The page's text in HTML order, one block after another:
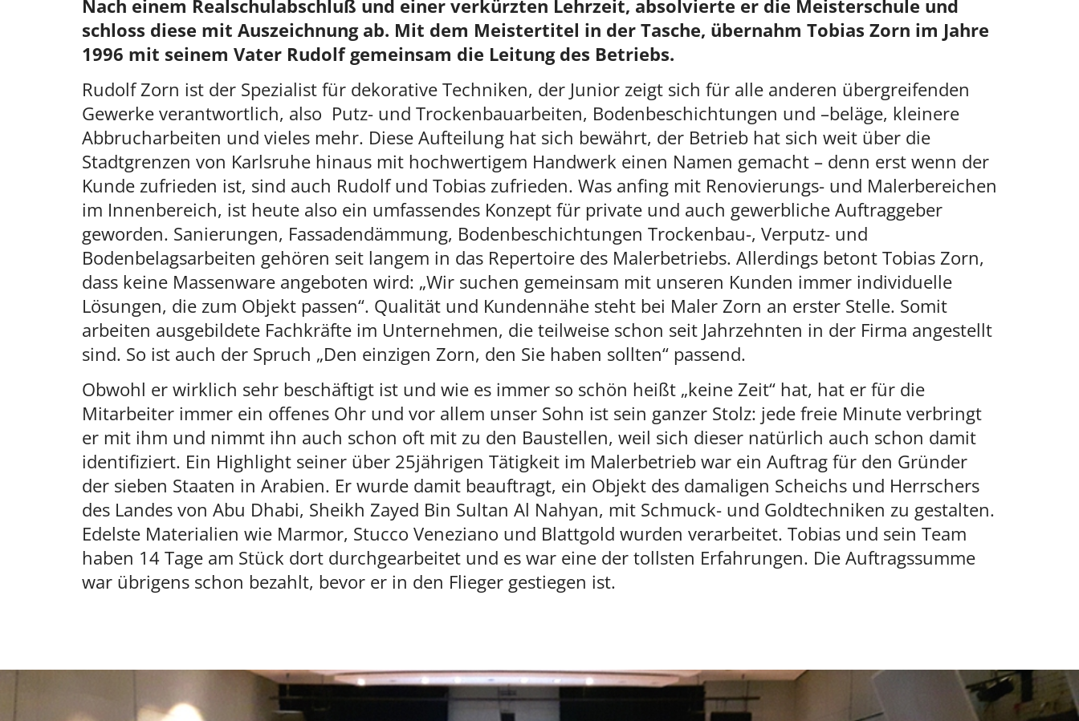
Nach einem Realschulabschluß und einer verkürzten Lehrzeit, absolvierte er die Meisterschule und
schloss diese mit Auszeichnung ab. Mit dem Meistertitel in der Tasche, übernahm Tobias Zorn im Jahre
1996 mit seinem Vater Rudolf gemeinsam die Leitung des Betriebs.
Rudolf Zorn ist der Spezialist für dekorative Techniken, der Junior zeigt sich für alle anderen übergreifenden
Gewerke verantwortlich, also Putz- und Trockenbauarbeiten, Bodenbeschichtungen und –beläge, kleinere
Abbrucharbeiten und vieles mehr. Diese Aufteilung hat sich bewährt, der Betrieb hat sich weit über die
Stadtgrenzen von Karlsruhe hinaus mit hochwertigem Handwerk einen Namen gemacht – denn erst wenn der
Kunde zufrieden ist, sind auch Rudolf und Tobias zufrieden. Was anfing mit Renovierungs- und Malerbereichen
im Innenbereich, ist heute also ein umfassendes Konzept für private und auch gewerbliche Auftraggeber
geworden. Sanierungen, Fassadendämmung, Bodenbeschichtungen Trockenbau-, Verputz- und
Bodenbelagsarbeiten gehören seit langem in das Repertoire des Malerbetriebs. Allerdings betont Tobias Zorn,
dass keine Massenware angeboten wird: „Wir suchen gemeinsam mit unseren Kunden immer individuelle
Lösungen, die zum Objekt passen“. Qualität und Kundennähe steht bei Maler Zorn an erster Stelle. Somit
arbeiten ausgebildete Fachkräfte im Unternehmen, die teilweise schon seit Jahrzehnten in der Firma angestellt
sind. So ist auch der Spruch „Den einzigen Zorn, den Sie haben sollten“ passend.
Obwohl er wirklich sehr beschäftigt ist und wie es immer so schön heißt „keine Zeit“ hat, hat er für die
Mitarbeiter immer ein offenes Ohr und vor allem unser Sohn ist sein ganzer Stolz: jede freie Minute verbringt
er mit ihm und nimmt ihn auch schon oft mit zu den Baustellen, weil sich dieser natürlich auch schon damit
identifiziert. Ein Highlight seiner über 25jährigen Tätigkeit im Malerbetrieb war ein Auftrag für den Gründer
der sieben Staaten in Arabien. Er wurde damit beauftragt, ein Objekt des damaligen Scheichs und Herrschers
des Landes von Abu Dhabi, Sheikh Zayed Bin Sultan Al Nahyan, mit Schmuck- und Goldtechniken zu gestalten.
Edelste Materialien wie Marmor, Stucco Veneziano und Blattgold wurden verarbeitet. Tobias und sein Team
haben 14 Tage am Stück dort durchgearbeitet und es war eine der tollsten Erfahrungen. Die Auftragssumme
war übrigens schon bezahlt, bevor er in den Flieger gestiegen ist.